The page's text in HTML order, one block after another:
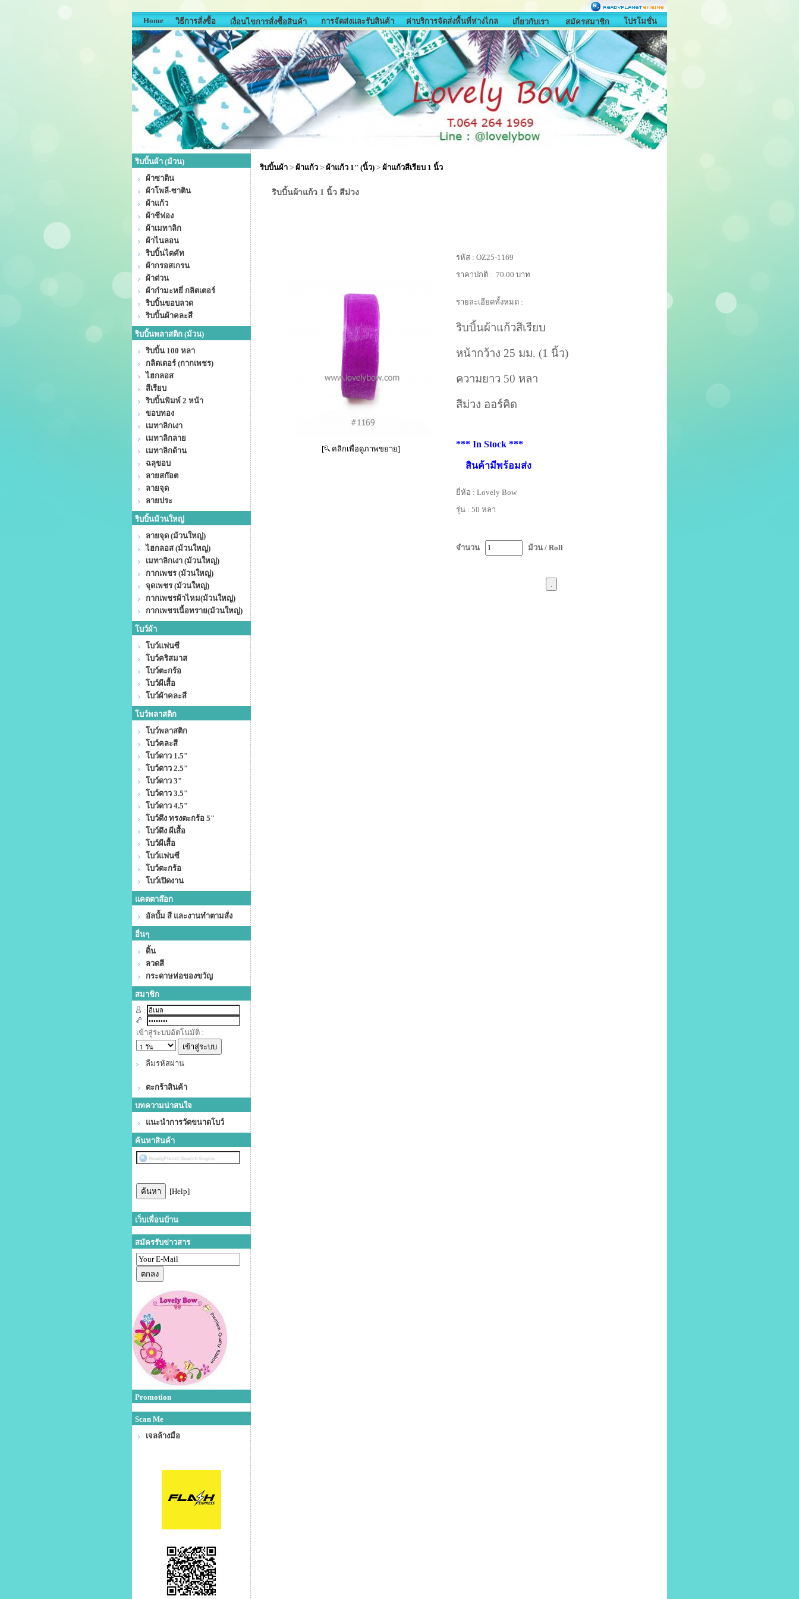
Home วิธีการสั่งซื้อ เงื่อนไขการสั่งซื้อสินค้า การจัดส่งและรับสินค้า ค่าบริการจัดส่่งพื้นที่ห่างไกล เกี่ยวกับเรา สมัครสมาชิก โปรโมชั่น
ริบบิ้นผ้า (ม้วน)
ผ้าซาติน
ผ้าโพลี-ซาติน
ผ้าแก้ว
ผ้าชีฟอง
ผ้าเมทาลิก
ผ้าไนลอน
ริบบิ้นไดคัท
ผ้ากรอสเกรน
ผ้าต่วน
ผ้ากำมะหยี่ กลิตเตอร์
ริบบิ้นขอบลวด
ริบบิ้นผ้าคละสี
ริบบิ้นพลาสติก (ม้วน)
ริบบิ้น 100 หลา
กลิตเตอร์ (กากเพชร)
ไฮกลอส
สีเรียบ
ริบบิ้นพิมพ์ 2 หน้า
ขอบทอง
เมทาลิกเงา
เมทาลิกลาย
เมทาลิกด้าน
ฉลุขอบ
ลายสก๊อต
ลายจุด
ลายประ
ริบบิ้นม้วนใหญ่
ลายจุด (ม้วนใหญ่)
ไฮกลอส (ม้วนใหญ่)
เมทาลิกเงา (ม้วนใหญ่)
กากเพชร (ม้วนใหญ่)
จุดเพชร (ม้วนใหญ่)
กากเพชรผ้าไหม(ม้วนใหญ่)
กากเพชรเนื้อทราย(ม้วนใหญ่)
โบว์ผ้า
โบว์แฟนซี
โบว์คริสมาส
โบว์ตะกร้อ
โบว์ผีเสื้อ
โบว์ผ้าคละสี
โบว์พลาสติก
โบว์พลาสติก
โบว์คละสี
โบว์ดาว 1.5"
โบว์ดาว 2.5"
โบว์ดาว 3"
โบว์ดาว 3.5"
โบว์ดาว 4.5"
โบว์ดึง ทรงตะกร้อ 5"
โบว์ดึง ผีเสื้อ
โบว์ผีเสื้อ
โบว์แฟนซี
โบว์ตะกร้อ
โบว์เปิดงาน
แคตตาล๊อก
อัลบั้ม สี และงานทำตามสั่ง
อื่นๆ
ดิ้น
ลวดสี
กระดาษห่อของขวัญ
สมาชิก
:
:
เข้าสู่ระบบอัตโนมัติ :
ลืมรหัสผ่าน
ตะกร้าสินค้า
บทความน่าสนใจ
แนะนำการวัดขนาดโบว์
ค้นหาสินค้า
[Help]
เว็บเพื่อนบ้าน
สมัครรับข่าวสาร
Promotion
Scan Me
เจลล้างมือ
ริบบิ้นผ้า > ผ้าแก้ว > ผ้าแก้ว 1" (นิ้ว) > ผ้าแก้วสีเรียบ 1 นิ้ว
ริบบิ้นผ้าแก้ว 1 นิ้ว สีม่วง
[ คลิกเพื่อดูภาพขยาย]
รหัส : OZ25-1169
ราคาปกติ : 70.00 บาท
รายละเอียดทั้งหมด :
ริบบิ้นผ้าแก้วสีเรียบ
หน้ากว้าง 25 มม. (1 นิ้ว)
ความยาว 50 หลา
สีม่วง ออร์คิด
*** In Stock ***
สินค้ามีพร้อมส่ง
ยี่ห้อ : Lovely Bow
รุ่น : 50 หลา
จำนวน ม้วน / Roll